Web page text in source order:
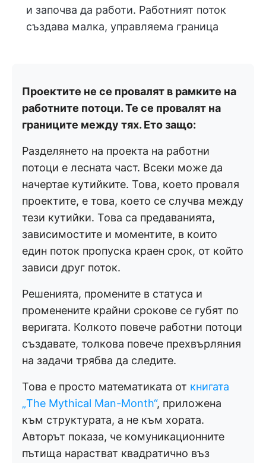
и започва да работи. Работният поток
създава малка, управляема граница
Проектите не се провалят в рамките на
работните потоци. Те се провалят на
границите между тях. Ето защо:
Разделянето на проекта на работни
потоци е лесната част. Всеки може да
начертае кутийките. Това, което проваля
проектите, е това, което се случва между
тези кутийки. Това са предаванията,
зависимостите и моментите, в които
един поток пропуска краен срок, от който
зависи друг поток.
Решенията, промените в статуса и
променените крайни срокове се губят по
веригата. Колкото повече работни потоци
създавате, толкова повече прехвърляния
на задачи трябва да следите.
Това е просто математиката от книгата
„The Mythical Man-Month“, приложена
към структурата, а не към хората.
Авторът показа, че комуникационните
пътища нарастват квадратично въз